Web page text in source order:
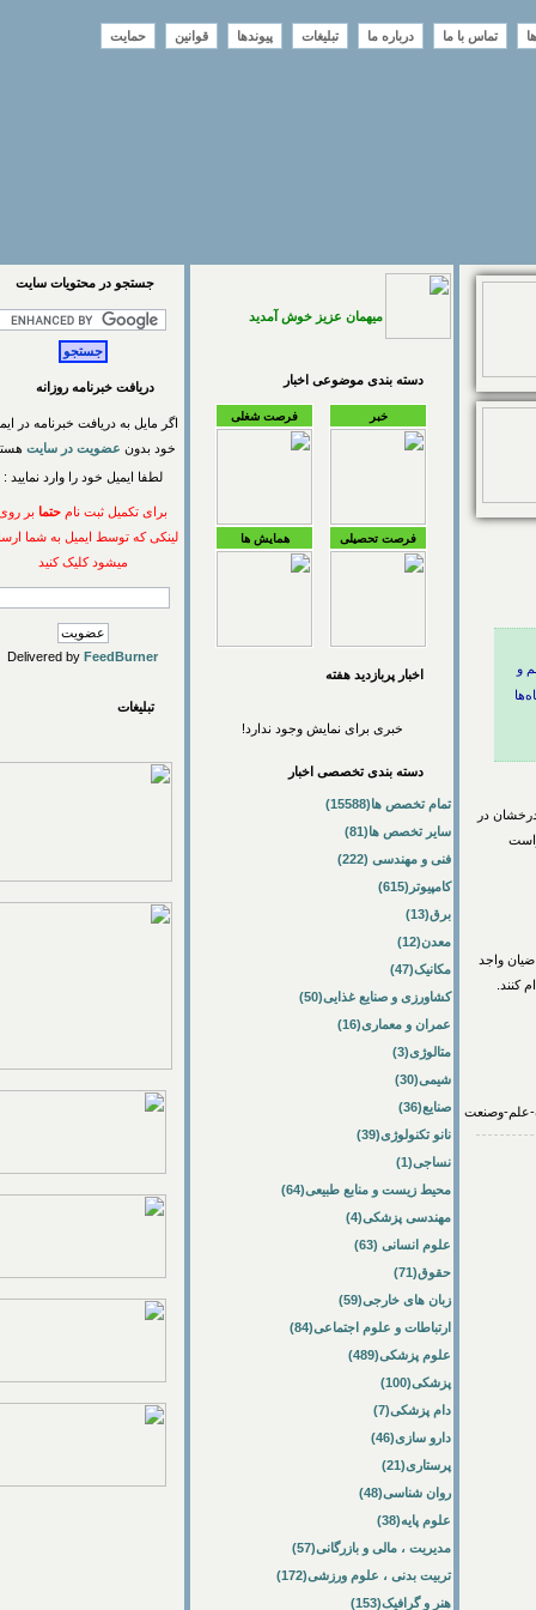
تماس با ما درباره ما تبلیغات پیوندها قوانین حمایت
در
واجد
میهمان عزیز خوش آمدید
دسته بندی موضوعی اخبار
فرصت شغلی
فرصت تحصیلی همایش ها
اخبار پربازديد هفته
خبری برای نمایش وجود ندارد!
دسته بندی تخصصی اخبار
تمام تخصص ها(15588)
سایر تخصص ها(81)
فنی و مهندسی (222)
کامپیوتر(615)
برق(13)
معدن(12)
مکانیک(47)
کشاورزی و صنایع غذایی(50)
عمران و معماری(16)
متالوژی(3)
شیمی(30)
صنایع(36)
نانو تکنولوژی(39)
نساجی(1)
محیط زیست و منابع طبیعی(64)
مهندسی پزشکی(4)
علوم انسانی (63)
حقوق(71)
زبان های خارجی(59)
ارتباطات و علوم اجتماعی(84)
علوم پزشکی(489)
پزشکی(100)
دام پزشکی(7)
دارو سازی(46)
پرستاری(21)
روان شناسی(48)
علوم پایه(38)
مدیریت ، مالی و بازرگانی(57)
تربیت بدنی ، علوم ورزشی(172)
هنر و گرافیک(153)
جستجو در محتويات سايت
دریافت خبرنامه روزانه
اگر مایل به دریافت خبرنامه در ایمیل
خود بدونعضویت در سایتهستید
لطفا ایمیل خود را وارد نمایید :
برای تکمیل ثبت نام حتمابر روی
لینکی که توسط ایمیل به شما ارسال
میشود کلیک کنید
Delivered byFeedBurner
تبلیغات